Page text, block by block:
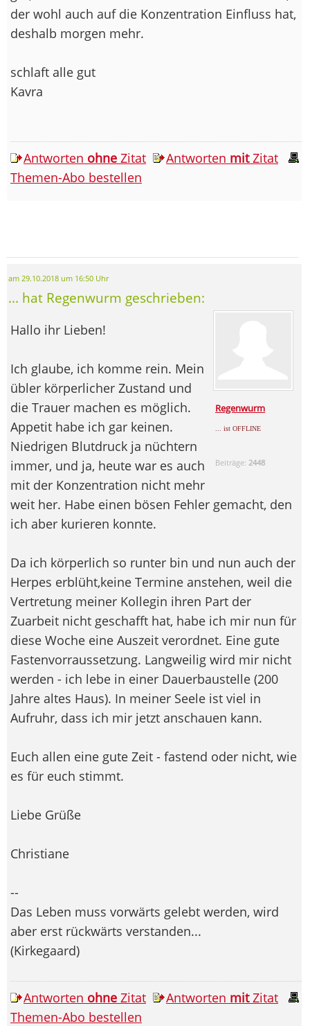
der wohl auch auf die Konzentration Einfluss hat,
deshalb morgen mehr.
schlaft alle gut
Kavra
Antworten ohne Zitat Antworten mitZitat
Themen-Abo bestellen
am 29.10.2018 um 16:50 Uhr
... hat Regenwurm geschrieben:
Regenwurm
... ist OFFLINE
Beiträge: 2448
Hallo ihr Lieben!
Ich glaube, ich komme rein. Mein
übler körperlicher Zustand und
die Trauer machen es möglich.
Appetit habe ich gar keinen.
Niedrigen Blutdruck ja nüchtern
immer, und ja, heute war es auch
mit der Konzentration nicht mehr
weit her. Habe einen bösen Fehler gemacht, den
ich aber kurieren konnte.
Da ich körperlich so runter bin und nun auch der
Herpes erblüht,keine Termine anstehen, weil die
Vertretung meiner Kollegin ihren Part der
Zuarbeit nicht geschafft hat, habe ich mir nun für
diese Woche eine Auszeit verordnet. Eine gute
Fastenvorraussetzung. Langweilig wird mir nicht
werden - ich lebe in einer Dauerbaustelle (200
Jahre altes Haus). In meiner Seele ist viel in
Aufruhr, dass ich mir jetzt anschauen kann.
Euch allen eine gute Zeit - fastend oder nicht, wie
es für euch stimmt.
Liebe Grüße
Christiane
--
Das Leben muss vorwärts gelebt werden, wird
aber erst rückwärts verstanden...
(Kirkegaard)
Antworten ohne Zitat Antworten mitZitat
Themen-Abo bestellen